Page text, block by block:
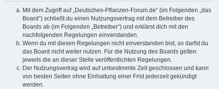
Mit dem Zugriff auf „Deutsches-Pflanzen-Forum.de“ (im Folgenden „das
Board“) schließt du einen Nutzungsvertrag mit dem Betreiber des
Boards ab (im Folgenden „Betreiber“) und erklärst dich mit den
nachfolgenden Regelungen einverstanden.
Wenn du mit diesen Regelungen nicht einverstanden bist, so darfst du
das Board nicht weiter nutzen. Für die Nutzung des Boards gelten
jeweils die an dieser Stelle veröffentlichten Regelungen.
Der Nutzungsvertrag wird auf unbestimmte Zeit geschlossen und kann
von beiden Seiten ohne Einhaltung einer Frist jederzeit gekündigt
werden.